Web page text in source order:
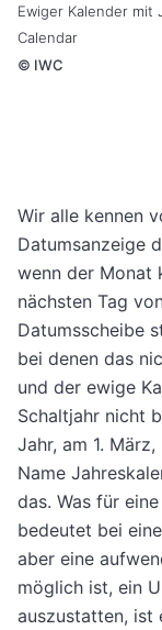
Ewiger Kalender mit
Calendar
© IWC
Wir alle kennen
Datumsanzeige
wenn der Monat
nächsten Tag
Datumsscheibe
bei denen das
und der ewige
Schaltjahr nicht
Jahr, am 1.
Name
das. Was für
bedeutet bei
aber eine
möglich ist, ein
auszustatten, ist